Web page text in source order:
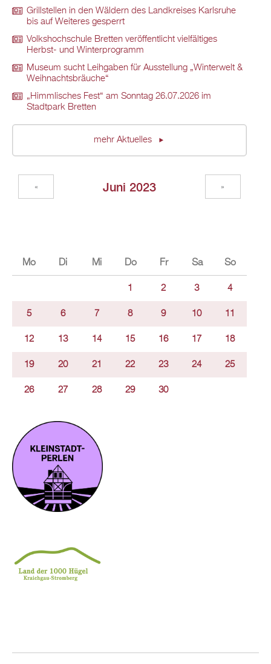
Grillstellen in den Wäldern des Landkreises Karlsruhe
bis auf Weiteres gesperrt
Volkshochschule Bretten veröffentlicht vielfältiges
Herbst- und Winterprogramm
Museum sucht Leihgaben für Ausstellung „Winterwelt &
Weihnachtsbräuche“
„Himmlisches Fest“ am Sonntag 26.07.2026 im
Stadtpark Bretten
mehr Aktuelles
Juni 2023
« »
Mo Di Mi Do Fr Sa So
1 2 3 4
5 6 7 8 9 10 11
12 13 14 15 16 17 18
19 20 21 22 23 24 25
26 27 28 29 30